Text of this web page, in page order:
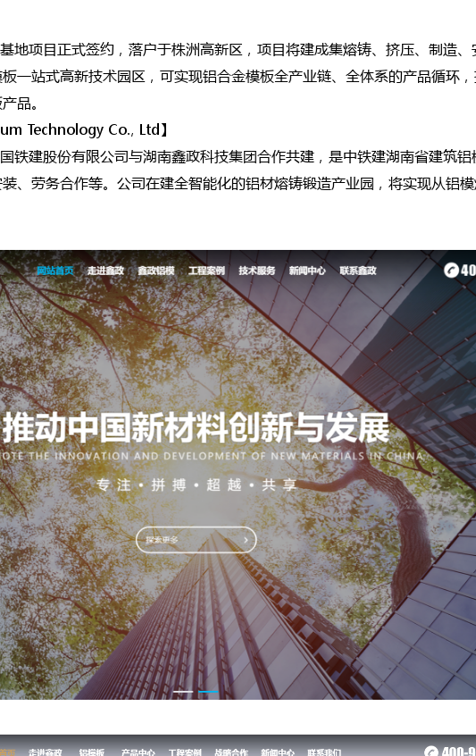
项目正式签约，落户于株洲高新区，项目将建成集熔铸、挤压、制造
一站式高新技术园区，可实现铝合金模板全产业链、全体系的产品循环
品。
Technology Co., Ltd】
建股份有限公司与湖南鑫政科技集团合作共建，是中铁建湖南省建筑铝
、劳务合作等。公司在建全智能化的铝材熔铸锻造产业园，将实现从铝